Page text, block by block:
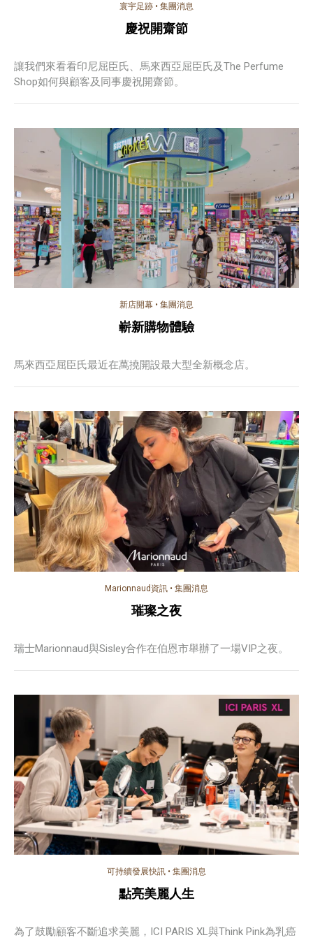
寰宇足跡 • 集團消息
慶祝開齋節
讓我們來看看印尼屈臣氏、馬來西亞屈臣氏及The Perfume
Shop如何與顧客及同事慶祝開齋節。
新店開幕 • 集團消息
嶄新購物體驗
馬來西亞屈臣氏最近在萬撓開設最大型全新概念店。
Marionnaud資訊 • 集團消息
璀璨之夜
瑞士Marionnaud與Sisley合作在伯恩市舉辦了一場VIP之夜。
可持續發展快訊 • 集團消息
點亮美麗人生
為了鼓勵顧客不斷追求美麗，ICI PARIS XL與Think Pink為乳癌